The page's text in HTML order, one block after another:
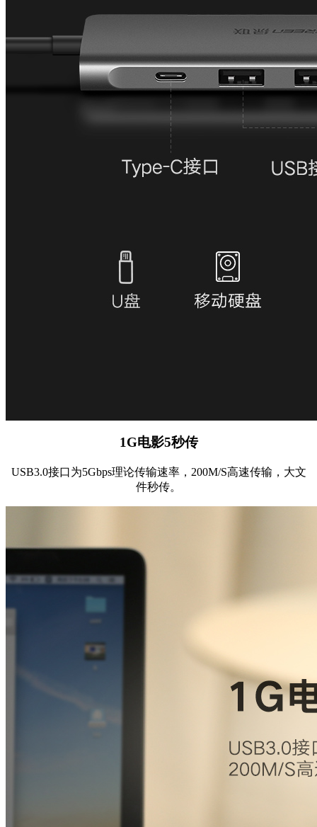
1G电影5秒传
USB3.0接口为5Gbps理论传输速率，200M/S高速传输，大文
件秒传。